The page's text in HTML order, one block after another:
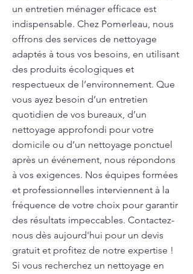
un entretien ménager efficace est
indispensable. Chez Pomerleau, nous
offrons des services de nettoyage
adaptés à tous vos besoins, en utilisant
des produits écologiques et
respectueux de l’environnement. Que
vous ayez besoin d’un entretien
quotidien de vos bureaux, d’un
nettoyage approfondi pour votre
domicile ou d’un nettoyage ponctuel
après un événement, nous répondons
à vos exigences. Nos équipes formées
et professionnelles interviennent à la
fréquence de votre choix pour garantir
des résultats impeccables. Contactez-
nous dès aujourd'hui pour un devis
gratuit et profitez de notre expertise !
Si vous recherchez un nettoyage en